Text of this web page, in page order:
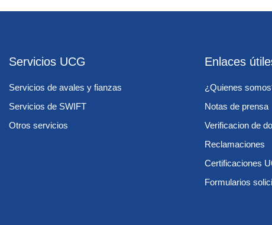
Servicios UCG
Servicios de avales y fianzas
Servicios de SWIFT
Otros servicios
Enlaces
¿Quienes
Notas de prensa
Verificacion de
Reclamaciones
Certificaciones
Formularios